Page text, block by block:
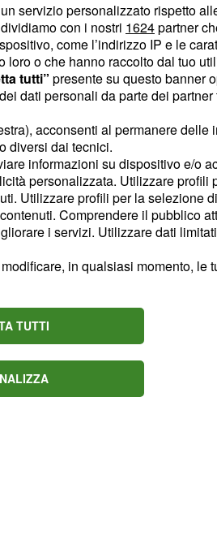
servizio personalizzato rispetto
con i nostri 1624partner
come l’indirizzo IP e le
o che hanno raccolto dal tuo
tutti” presente su questo banner
dati personali da parte dei
acconsenti al permanere delle
diversi dai tecnici.
informazioni su dispositivo e/o
personalizzata. Utilizzare profili
Utilizzare profili per la selezione
Comprendere il pubblico
i servizi. Utilizzare dati
in qualsiasi momento, le
TUTTI